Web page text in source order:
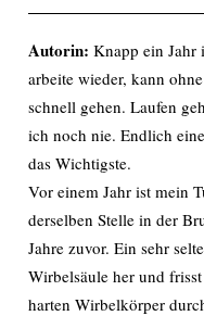
Autorin: Knapp ein Jahr
arbeite wieder, kann
schnell gehen. Laufen
ich noch nie. Endlich
das Wichtigste.
Vor einem Jahr ist mein
derselben Stelle in der
Jahre zuvor. Ein sehr
Wirbelsäule her und
harten Wirbelkörper